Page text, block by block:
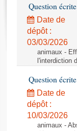
Rapports
Rapports sur
Baromètre de
Dossiers
Budget et
Questions
Comptes rendus
Question
Date de
dépôt :
03/03/2026
animaux -
l'interdiction
Question
Date de
dépôt :
10/03/2026
animaux -